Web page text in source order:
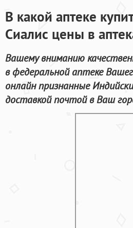
В какой аптеке
Сиалис цены в
Вашему вниманию
в федеральной аптеке
онлайн признанные
доставкой почтой в Ваш